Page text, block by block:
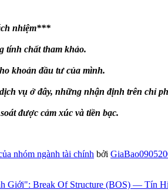
nhiệm***
tính chất tham khảo.
khoản đầu tư của mình.
vụ ở đây, những nhận định trên chỉ
được cảm xúc và tiền bạc.
nhóm ngành tài chính bởi
Giới": Break Of Structure (BOS) — Tín